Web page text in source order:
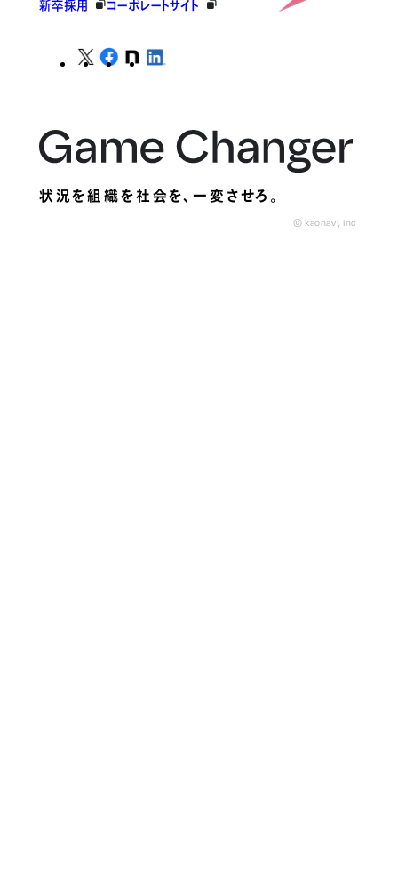
新卒採用 コーポレートサイト
状況を組織を社会を、一変させろ。
© kaonavi, Inc